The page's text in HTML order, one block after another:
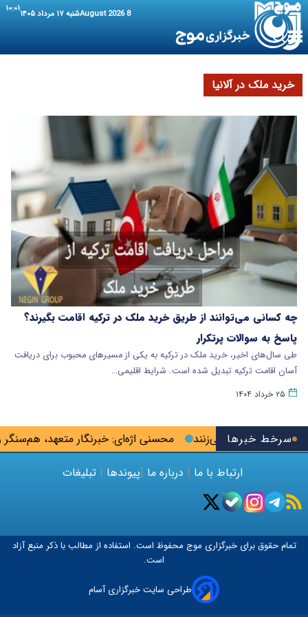
8 August 2026 شنبه ۱۷ مرداد ۱۴۰۵ ۱۰:۰۱
سرخط خبرها محسنی اژه‌ای: خبرنگار متعهد، کلان به جیب می‌زنند
خرید ملک در آلانیا
چه کسانی می‌توانند از طریق خرید ملک در ترکیه اقامت بگیرند؟
پاسخ به سوالات پرتکرار
طی سال‌های اخیر، خرید ملک در ترکیه به یکی از مسیرهای محبوب برای دریافت
آسان اقامت ترکیه تبدیل شده است. شرایط اقلیمی…
۲۵ خرداد ۱۴۰۴
ارتباط با ما | درباره ما |پیوندها | تبلیغات
تمام حقوق برای خبرگزاری موج محفوظ است. استفاده از مطالب با ذکر منبع آزاد
است.
طراحی سایت خبرگزاری آسام